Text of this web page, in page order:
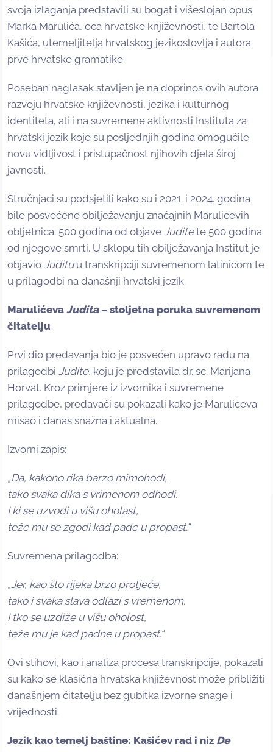
svoja izlaganja predstavili su bogat i višeslojan opus
Marka Marulića, oca hrvatske književnosti, te Bartola
Kašića, utemeljitelja hrvatskog jezikoslovlja i autora
prve hrvatske gramatike.
Poseban naglasak stavljen je na doprinos ovih autora
razvoju hrvatske književnosti, jezika i kulturnog
identiteta, ali i na suvremene aktivnosti Instituta za
hrvatski jezik koje su posljednjih godina omogućile
novu vidljivost i pristupačnost njihovih djela široj
javnosti.
Stručnjaci su podsjetili kako su i 2021. i 2024. godina
bile posvećene obilježavanju značajnih Marulićevih
obljetnica: 500 godina od objave Juditete 500 godina
od njegove smrti. U sklopu tih obilježavanja Institut je
objavio Judituu transkripciji suvremenom latinicom te
u prilagodbi na današnji hrvatski jezik.
Marulićeva Judita– stoljetna poruka suvremenom
čitatelju
Prvi dio predavanja bio je posvećen upravo radu na
prilagodbi Judite, koju je predstavila dr. sc. Marijana
Horvat. Kroz primjere iz izvornika i suvremene
prilagodbe, predavači su pokazali kako je Marulićeva
misao i danas snažna i aktualna.
Izvorni zapis:
„Da, kakono rika barzo mimohodi,
tako svaka dika s vrimenom odhodi.
I ki se uzvodi u višu oholast,
teže mu se zgodi kad pade u propast.“
Suvremena prilagodba:
„Jer, kao što rijeka brzo protječe,
tako i svaka slava odlazi s vremenom.
I tko se uzdiže u višu oholost,
teže mu je kad padne u propast.“
Ovi stihovi, kao i analiza procesa transkripcije, pokazali
su kako se klasična hrvatska književnost može približiti
današnjem čitatelju bez gubitka izvorne snage i
vrijednosti.
Jezik kao temelj baštine: Kašićev rad i niz De